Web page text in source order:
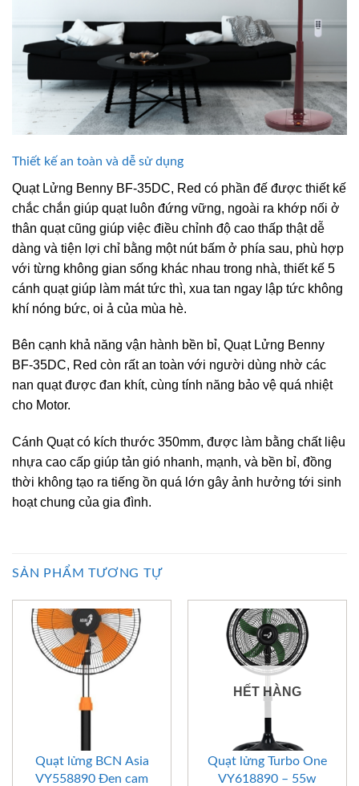
Thiết kế an toàn và dễ sử dụng
Quạt Lửng Benny BF-35DC, Red có phần đế được thiết kế
chắc chắn giúp quạt luôn đứng vững, ngoài ra khớp nối ở
thân quạt cũng giúp việc điều chỉnh độ cao thấp thật dễ
dàng và tiện lợi chỉ bằng một nút bấm ở phía sau, phù hợp
với từng không gian sống khác nhau trong nhà, thiết kế 5
cánh quạt giúp làm mát tức thì, xua tan ngay lập tức không
khí nóng bức, oi ả của mùa hè.
Bên cạnh khả năng vận hành bền bỉ, Quạt Lửng Benny
BF-35DC, Red còn rất an toàn với người dùng nhờ các
nan quạt được đan khít, cùng tính năng bảo vệ quá nhiệt
cho Motor.
Cánh Quạt có kích thước 350mm, được làm bằng chất liệu
nhựa cao cấp giúp tản gió nhanh, mạnh, và bền bỉ, đồng
thời không tạo ra tiếng ồn quá lớn gây ảnh hưởng tới sinh
hoạt chung của gia đình.
SẢN PHẨM TƯƠNG TỰ
Quạt lửng BCN Asia
VY558890 Đen cam
HẾT HÀNG
Quạt lửng Turbo One
VY618890 – 55w